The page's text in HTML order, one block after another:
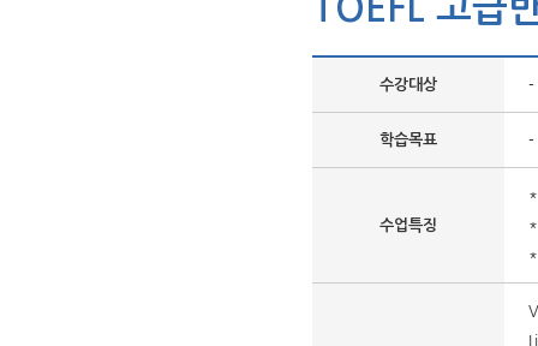
TOEFL 고급
수강대상 -
학습목표 -
수업특징
*
*
*